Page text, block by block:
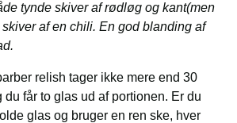
tynde skiver af rødløg og kant(men
af en chili. En god blanding af
relish tager ikke mere end 30
du får to glas ud af portionen. Er du
glas og bruger en ren ske, hver